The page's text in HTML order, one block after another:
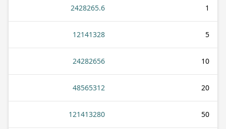
1
2428265.6
5
12141328
10
24282656
20
48565312
50
121413280